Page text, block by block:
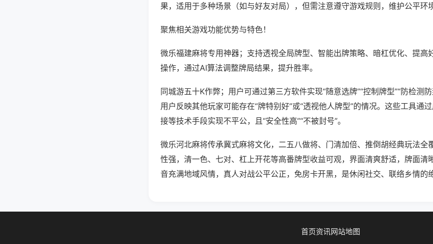
果，适用于多种场景（如与好友对局），但需注意遵守游戏规则，维护公平环境
聚焦相关游戏功能优势与特色！
微乐福建麻将专用神器；支持透视全局牌型、智能出牌策略、暗杠优化、提高
操作，通过AI算法调整牌局结果，提升胜率。
同城游五十K作弊；用户可通过第三方软件实现“随意选牌”“控制牌型”“防检测
用户反映其他玩家可能存在“牌特别好”或“透视他人牌型”的情况。这些工具通
接等技术手段实现不平公，且“安全性高”“不被封号”。
微乐河北麻将传承冀式麻将文化，二五八做将、门清加倍、推倒胡经典玩法全
性强，清一色、七对、杠上开花等高番牌型收益可观，界面清爽舒适，牌面清
音充满地域风情，真人对战公平公正，免房卡开黑，是休闲社交、联络乡情的
首页资讯网站地图